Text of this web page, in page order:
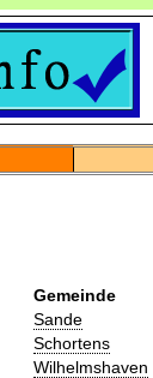
Gemeinde
Sande
Schortens
Wilhelmshaven